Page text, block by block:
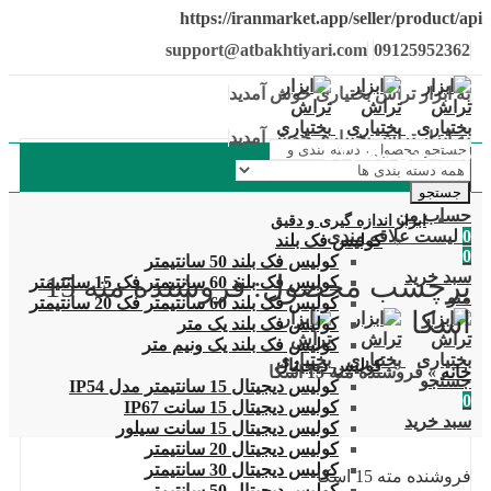
https://iranmarket.app/seller/product/api
support@atbakhtiyari.com 09125952362
به ابزار تراش بختیاری خوش آمدید
به ابزار تراش بختیاری خوش آمدید
جستجو
حساب من
0 لیست علاقه مندی
0
سبد خرید
منو
جستجو
0
سبد خرید
دسته بندی محصولات
ابزار اندازه گیری و دقیق
کولیس فک بلند
کولیس فک بلند 50 سانتیمتر
کولیس فک بلند 60 سانتیمتر فک 15 سانتیمتر
کولیس فک بلند 60 سانتیمتر فک 20 سانتیمتر
کولیس فک بلند یک متر
کولیس فک بلند یک ونیم متر
کولیس دیجیتال
کولیس دیجیتال 15 سانتیمتر مدل IP54
کولیس دیجیتال 15 سانت IP67
کولیس دیجیتال 15 سانت سیلور
کولیس دیجیتال 20 سانتیمتر
کولیس دیجیتال 30 سانتیمتر
برچسب محصول: فروشنده مته 15
اسکا
خانه»فروشنده مته 15 اسکا
فروشنده مته 15 اسکا